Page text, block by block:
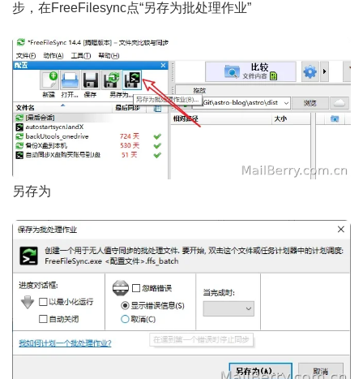
步，在FreeFilesync点“另存为批处理作业”
另存为